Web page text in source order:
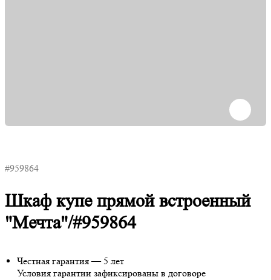
#959864
Шкаф купе прямой встроенный
"Мечта"/#959864
Честная гарантия — 5 лет
Условия гарантии зафиксированы в договоре